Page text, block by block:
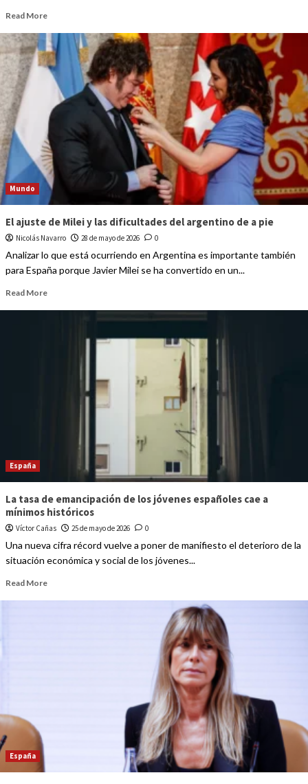
Read More
Mundo
El ajuste de Milei y las dificultades del argentino de a pie
Nicolás Navarro 28 de mayo de 2026 0
Analizar lo que está ocurriendo en Argentina es importante también
para España porque Javier Milei se ha convertido en un...
Read More
España
La tasa de emancipación de los jóvenes españoles cae a
mínimos históricos
Víctor Cañas 25 de mayo de 2026 0
Una nueva cifra récord vuelve a poner de manifiesto el deterioro de la
situación económica y social de los jóvenes...
Read More
España